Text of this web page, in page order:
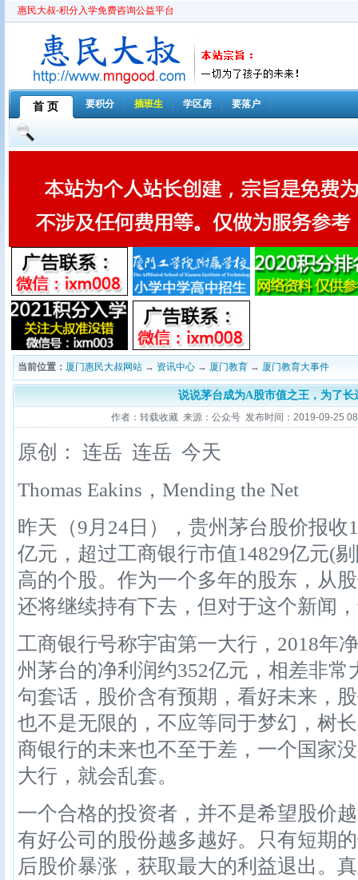
惠民大叔-积分入学免费咨询公益平台
首 页 要积分 插班生 学区房 要落户
当前位置： 厦门惠民大叔网站 → 资讯中心 → 厦门教育 → 厦门教育大事件
说说茅台成为A股市值之王，为了长
作者：转载收藏 来源：公众号 发布时间：2019-09-25
原创： 连岳 连岳 今天
Thomas Eakins，Mending the Net
昨天（9月24日），贵州茅台股价报收
亿元，超过工商银行市值14829亿元(
高的个股。作为一个多年的股东，从
还将继续持有下去，但对于这个新闻
工商银行号称宇宙第一大行，2018年
州茅台的净利润约352亿元，相差非
句套话，股价含有预期，看好未来，
也不是无限的，不应等同于梦幻，树
商银行的未来也不至于差，一个国家
大行，就会乱套。
一个合格的投资者，并不是希望股价
有好公司的股份越多越好。只有短期
后股价暴涨，获取最大的利益退出。